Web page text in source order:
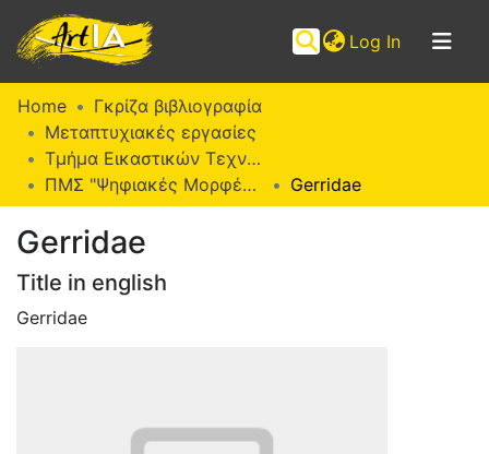
Log In (current)
Communities
Collections
Browse ArtIA
Statistics
Home
Γκρίζα βιβλιογραφία
Μεταπτυχιακές εργασίες
Τμήμα Εικαστικών Τεχνών
ΠΜΣ "Ψηφιακές Μορφές Τέχνης" (ΨΜΤ)
Gerridae
Gerridae
Title in english
Gerridae